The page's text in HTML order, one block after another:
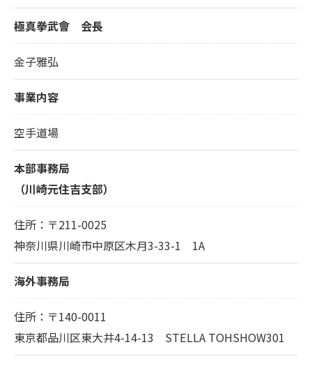
極真拳武會 会長
金子雅弘
事業内容
空手道場
本部事務局
（川崎元住吉支部）
住所：〒211-0025
神奈川県川崎市中原区木月3-33-1 1A
海外事務局
住所：〒140-0011
東京都品川区東大井4-14-13 STELLA TOHSHOW301